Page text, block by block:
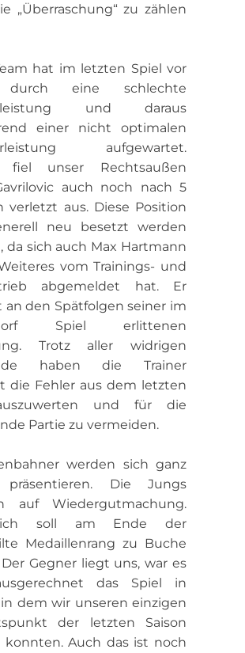
„Überraschung“ zu zählen
hat im letzten Spiel vor
durch eine schlechte
und daraus
einer nicht optimalen
aufgewartet.
fiel unser Rechtsaußen
auch noch nach 5
verletzt aus. Diese Position
neu besetzt werden
da sich auch Max Hartmann
vom Trainings- und
abgemeldet hat. Er
an den Spätfolgen seiner im
Spiel erlittenen
Trotz aller widrigen
haben die Trainer
die Fehler aus dem letzten
und für die
Partie zu vermeiden.
werden sich ganz
präsentieren. Die Jungs
auf Wiedergutmachung.
soll am Ende der
Medaillenrang zu Buche
Gegner liegt uns, war es
das Spiel in
dem wir unseren einzigen
der letzten Saison
konnten. Auch das ist noch